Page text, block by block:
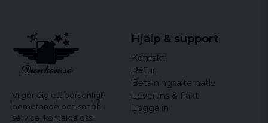
Vi ger dig ett personligt
bemötande och snabb
service, kontakta oss!
Hjälp & support
Kontakt
Retur
Betalningsalternativ
Leverans & frakt
Logga in